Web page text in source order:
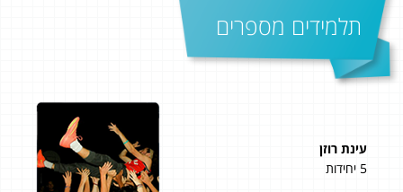
תלמידים מספרים